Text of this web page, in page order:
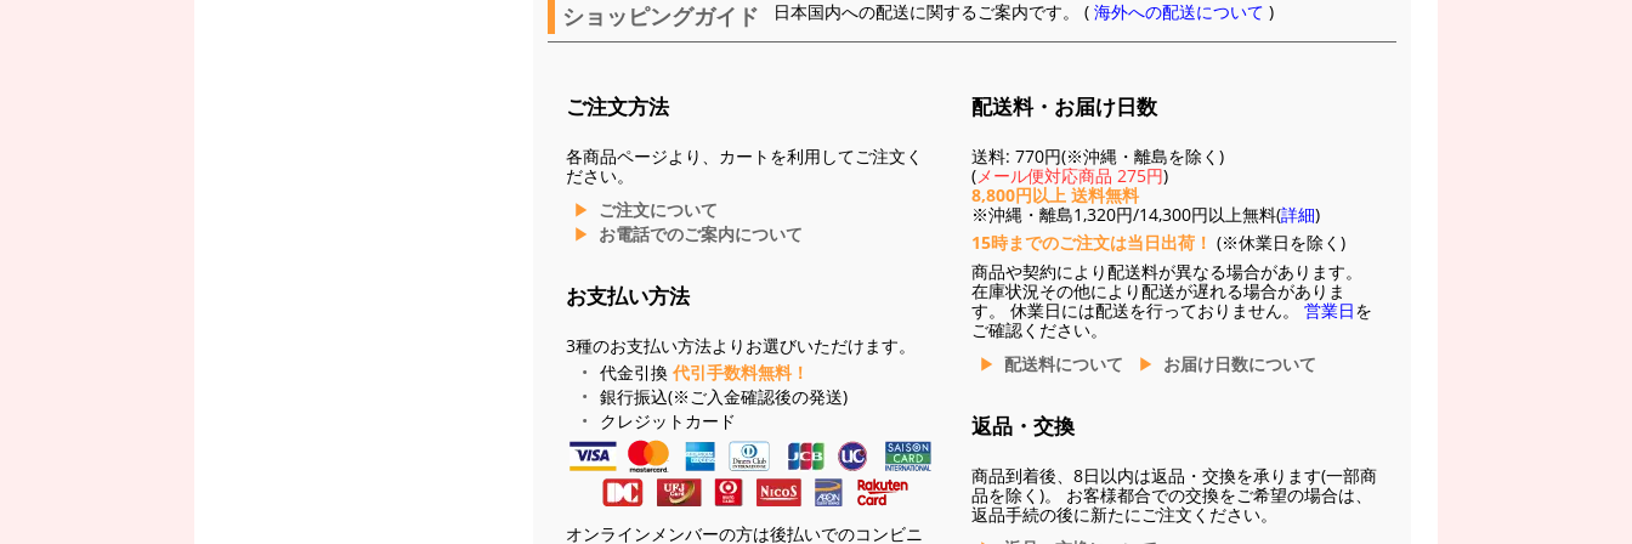
ショッピングガイド 日本国内への配送に関するご案内です。 (海外への配送について )
ご注文方法
各商品ページより、カートを利用してご注文く
ださい。
ご注文について
お電話でのご案内について
お支払い方法
3種のお支払い方法よりお選びいただけます。
代金引換 代引手数料無料！
銀行振込(※ご入金確認後の発送)
クレジットカード
オンラインメンバーの方は後払いでのコンビニ
配送料・お届け日数
送料: 770円(※沖縄・離島を除く)
(メール便対応商品 275円)
8,800円以上 送料無料
※沖縄・離島1,320円/14,300円以上無料(詳細)
15時までのご注文は当日出荷！ (※休業日を除く)
商品や契約により配送料が異なる場合があります。
在庫状況その他により配送が遅れる場合がありま
す。 休業日には配送を行っておりません。 営業日を
ご確認ください。
配送料について
お届け日数について
返品・交換
商品到着後、8日以内は返品・交換を承ります(一部商
品を除く)。 お客様都合での交換をご希望の場合は、
返品手続の後に新たにご注文ください。